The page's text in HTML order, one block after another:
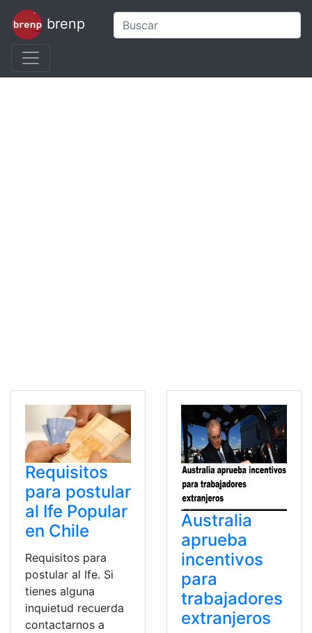
brenp
Requisitos
para postular
al Ife Popular
en Chile
Requisitos para
postular al Ife. Si
tienes alguna
inquietud recuerda
contactarnos a
Australia
aprueba
incentivos
para
trabajadores
extranjeros